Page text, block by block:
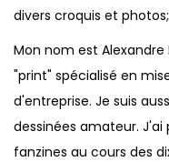
divers croquis et
Mon nom est Alexandre
"print" spécialisé en
d'entreprise. Je suis
dessinées amateur.
fanzines au cours des